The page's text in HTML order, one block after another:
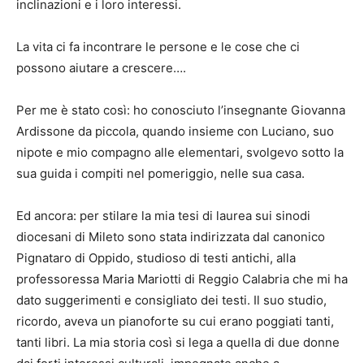
inclinazioni e i loro interessi.
La vita ci fa incontrare le persone e le cose che ci
possono aiutare a crescere….
Per me è stato così: ho conosciuto l’insegnante Giovanna
Ardissone da piccola, quando insieme con Luciano, suo
nipote e mio compagno alle elementari, svolgevo sotto la
sua guida i compiti nel pomeriggio, nelle sua casa.
Ed ancora: per stilare la mia tesi di laurea sui sinodi
diocesani di Mileto sono stata indirizzata dal canonico
Pignataro di Oppido, studioso di testi antichi, alla
professoressa Maria Mariotti di Reggio Calabria che mi ha
dato suggerimenti e consigliato dei testi. Il suo studio,
ricordo, aveva un pianoforte su cui erano poggiati tanti,
tanti libri. La mia storia così si lega a quella di due donne